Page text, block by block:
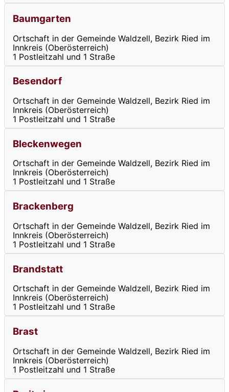
Baumgarten
Ortschaft in der Gemeinde Waldzell, Bezirk Ried im
Innkreis (Oberösterreich)
1 Postleitzahl und 1 Straße
Besendorf
Ortschaft in der Gemeinde Waldzell, Bezirk Ried im
Innkreis (Oberösterreich)
1 Postleitzahl und 1 Straße
Bleckenwegen
Ortschaft in der Gemeinde Waldzell, Bezirk Ried im
Innkreis (Oberösterreich)
1 Postleitzahl und 1 Straße
Brackenberg
Ortschaft in der Gemeinde Waldzell, Bezirk Ried im
Innkreis (Oberösterreich)
1 Postleitzahl und 1 Straße
Brandstatt
Ortschaft in der Gemeinde Waldzell, Bezirk Ried im
Innkreis (Oberösterreich)
1 Postleitzahl und 1 Straße
Brast
Ortschaft in der Gemeinde Waldzell, Bezirk Ried im
Innkreis (Oberösterreich)
1 Postleitzahl und 1 Straße